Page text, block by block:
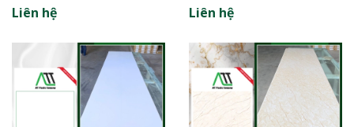
Liên hệ Liên hệ